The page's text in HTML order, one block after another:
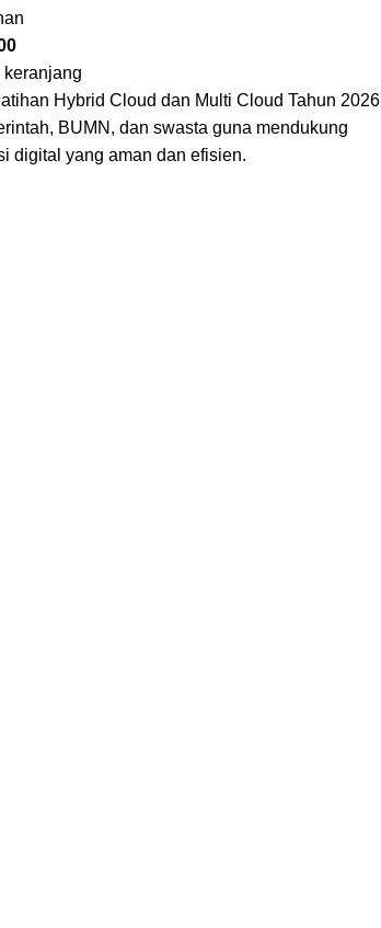
keranjang
Hybrid Cloud dan Multi Cloud Tahun 2026
BUMN, dan swasta guna mendukung
digital yang aman dan efisien.